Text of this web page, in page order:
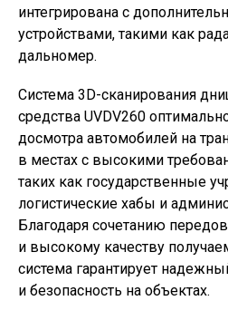
интегрирована с
устройствами, такими как
дальномер.
Система 3D-сканирования
средства UVDV260
досмотра автомобилей на
в местах с высокими
таких как государственные
логистические хабы и
Благодаря сочетанию
и высокому качеству
система гарантирует
и безопасность на объектах.